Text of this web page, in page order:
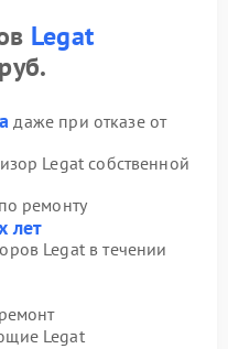
Legat
даже при отказе от
Legat собственной
ремонту
лет
Legat в течении
Legat